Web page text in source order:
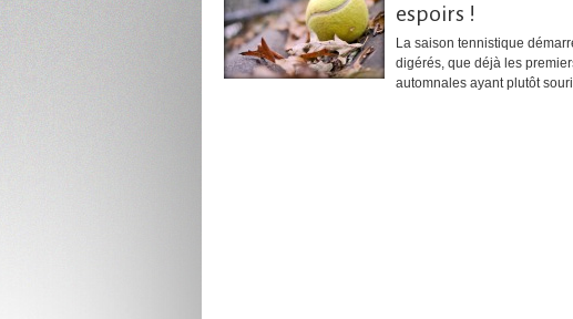
espoirs !
La saison tennistique
digérés, que déjà les
automnales ayant plutôt